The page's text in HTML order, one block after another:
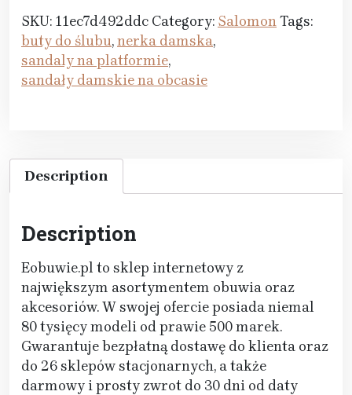
SKU: 11ec7d492ddc Category: SalomonTags:
buty do ślubu,nerka damska,
sandaly na platformie,
sandały damskie na obcasie
Description
Description
Eobuwie.pl to sklep internetowy z
największym asortymentem obuwia oraz
akcesoriów. W swojej ofercie posiada niemal
80 tysięcy modeli od prawie 500 marek.
Gwarantuje bezpłatną dostawę do klienta oraz
do 26 sklepów stacjonarnych, a także
darmowy i prosty zwrot do 30 dni od daty